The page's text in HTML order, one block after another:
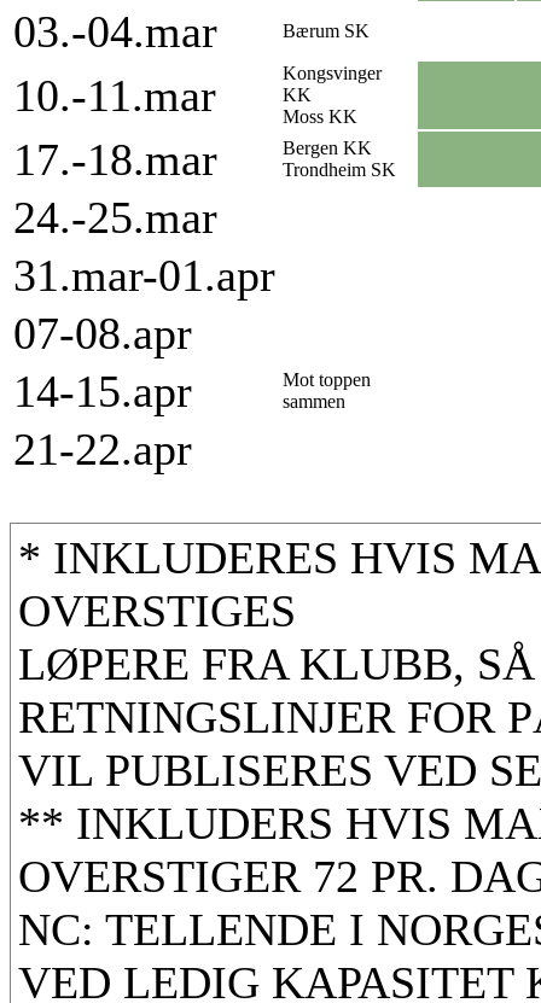
03.-04.mar Bærum SK
10.-11.mar
Kongsvinger
KK
Moss KK
17.-18.mar
Bergen KK
Trondheim SK
24.-25.mar
31.mar-01.apr
07-08.apr
14-15.apr
Mot toppen
sammen
21-22.apr
* INKLUDERES HVIS
OVERSTIGES
LØPERE FRA KLUBB,
RETNINGSLINJER FOR
VIL PUBLISERES VED
** INKLUDERS HVIS
OVERSTIGER 72 PR.
NC: TELLENDE I
VED LEDIG